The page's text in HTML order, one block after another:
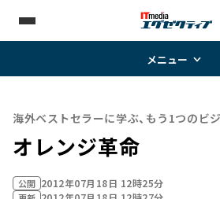
メニュー
海外ベストセラーに学ぶ、もう1つのビ
オレンジ革命
公開 2012年07月18日 12時25分